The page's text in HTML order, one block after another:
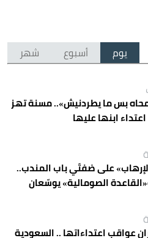
يوم أسبوع شهر
بس ما يطردنيش».. مسنة تهز
ابنها عليها
على ضفتَي باب المندب..
الصومالية» يوسّعان
عواقب اعتداءاتها .. السعودية